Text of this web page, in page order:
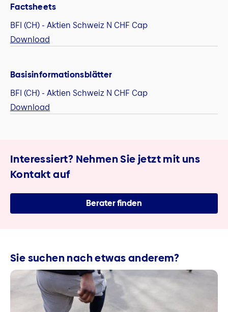
Factsheets
BFI (CH) - Aktien Schweiz N CHF Cap
Download
Basisinformationsblätter
BFI (CH) - Aktien Schweiz N CHF Cap
Download
Interessiert? Nehmen Sie jetzt mit uns
Kontakt auf
Berater finden
Sie suchen nach etwas anderem?